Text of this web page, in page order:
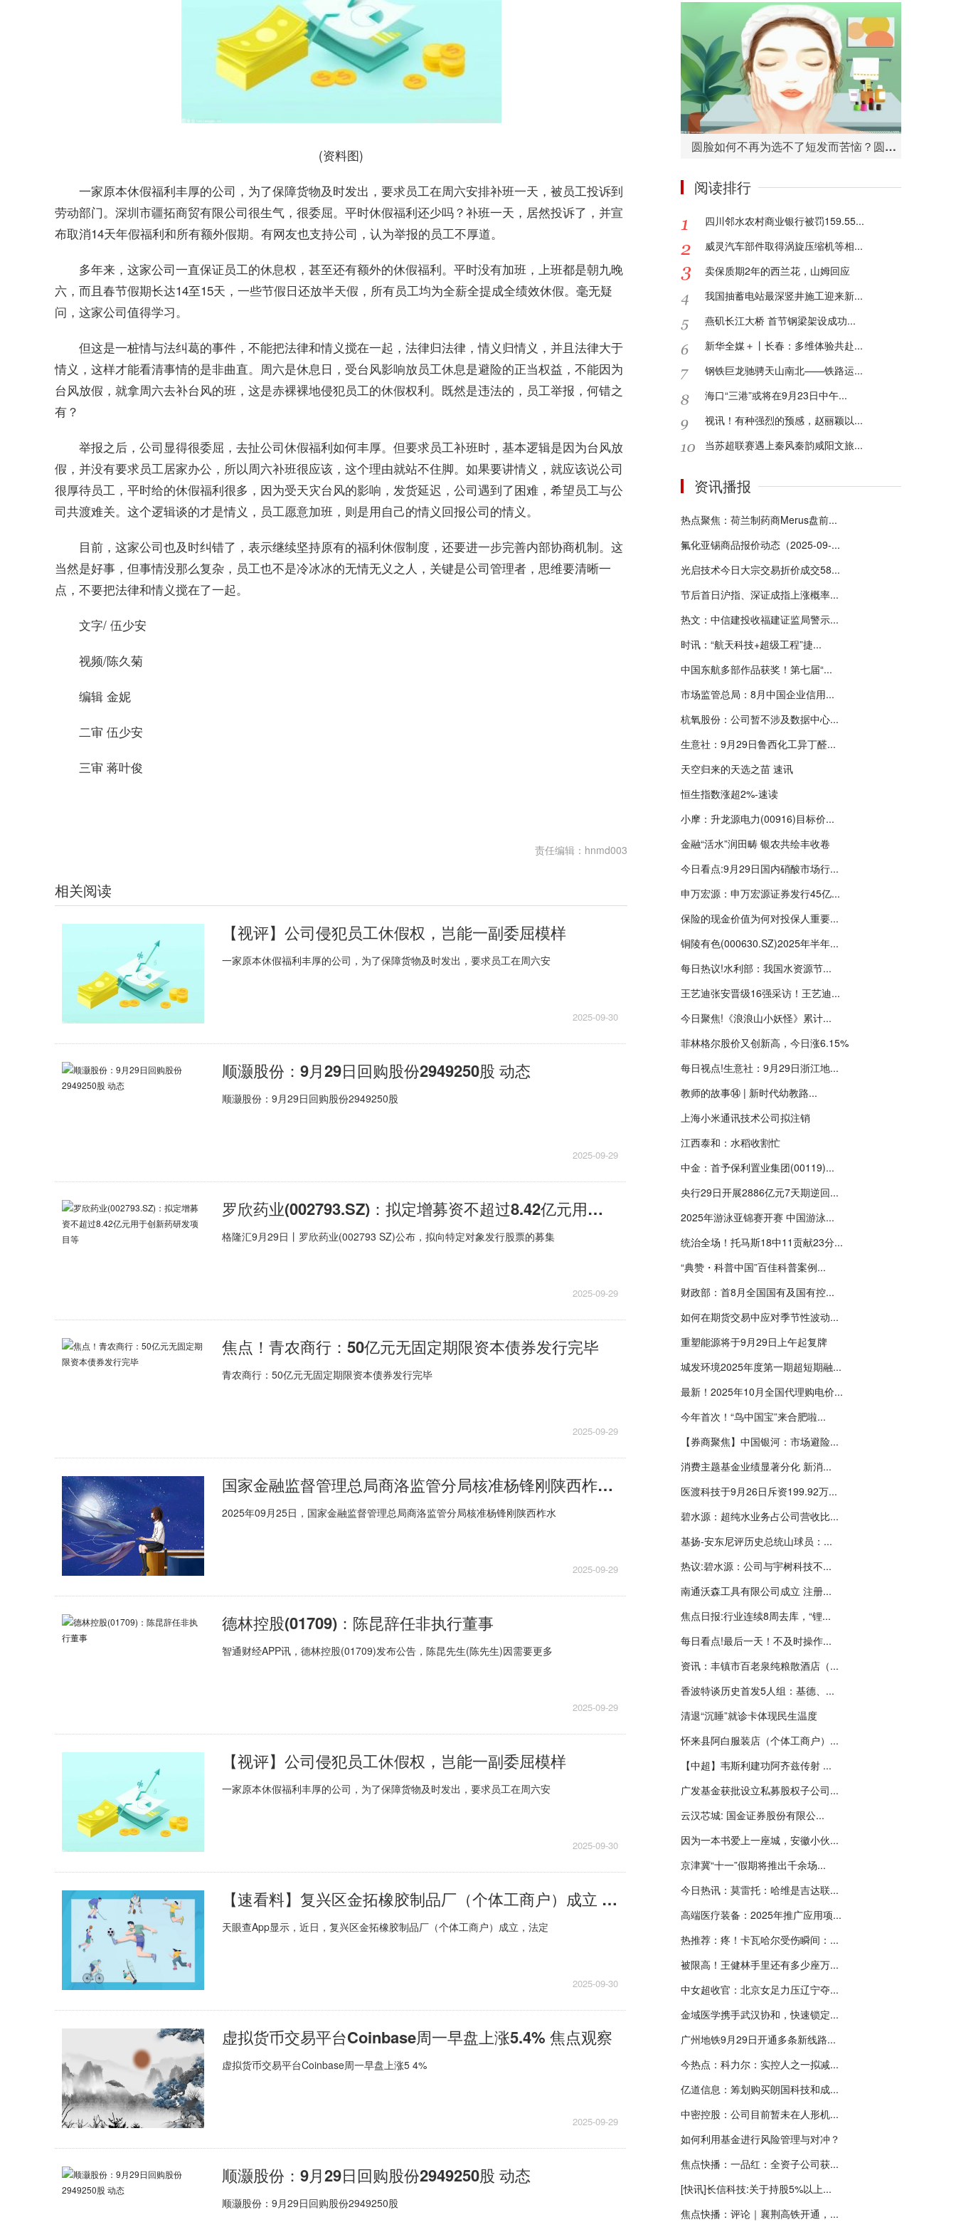
(资料图)
一家原本休假福利丰厚的公司，为了保障货物及时发出，要求员工在周六安排补班一天，被员工投诉到
劳动部门。深圳市疆拓商贸有限公司很生气，很委屈。平时休假福利还少吗？补班一天，居然投诉了，并宣
布取消14天年假福利和所有额外假期。有网友也支持公司，认为举报的员工不厚道。
多年来，这家公司一直保证员工的休息权，甚至还有额外的休假福利。平时没有加班，上班都是朝九晚
六，而且春节假期长达14至15天，一些节假日还放半天假，所有员工均为全薪全提成全绩效休假。毫无疑
问，这家公司值得学习。
但这是一桩情与法纠葛的事件，不能把法律和情义搅在一起，法律归法律，情义归情义，并且法律大于
情义，这样才能看清事情的是非曲直。周六是休息日，受台风影响放员工休息是避险的正当权益，不能因为
台风放假，就拿周六去补台风的班，这是赤裸裸地侵犯员工的休假权利。既然是违法的，员工举报，何错之
有？
举报之后，公司显得很委屈，去扯公司休假福利如何丰厚。但要求员工补班时，基本逻辑是因为台风放
假，并没有要求员工居家办公，所以周六补班很应该，这个理由就站不住脚。如果要讲情义，就应该说公司
很厚待员工，平时给的休假福利很多，因为受天灾台风的影响，发货延迟，公司遇到了困难，希望员工与公
司共渡难关。这个逻辑谈的才是情义，员工愿意加班，则是用自己的情义回报公司的情义。
目前，这家公司也及时纠错了，表示继续坚持原有的福利休假制度，还要进一步完善内部协商机制。这
当然是好事，但事情没那么复杂，员工也不是冷冰冰的无情无义之人，关键是公司管理者，思维要清晰一
点，不要把法律和情义搅在了一起。
文字/ 伍少安
视频/陈久菊
编辑 金妮
二审 伍少安
三审 蒋叶俊
责任编辑：hnmd003
相关阅读
【视评】公司侵犯员工休假权，岂能一副委屈模样
一家原本休假福利丰厚的公司，为了保障货物及时发出，要求员工在周六安
2025-09-30
顺灏股份：9月29日回购股份2949250股 动态
顺灏股份：9月29日回购股份2949250股
2025-09-29
罗欣药业(002793.SZ)：拟定增募资不超过8.42亿元用于创新药研发项目等
格隆汇9月29日丨罗欣药业(002793 SZ)公布，拟向特定对象发行股票的募集
2025-09-29
焦点！青农商行：50亿元无固定期限资本债券发行完毕
青农商行：50亿元无固定期限资本债券发行完毕
2025-09-29
国家金融监督管理总局商洛监管分局核准杨锋刚陕西柞水农村商业银行股份有限公司董事、董事长
2025年09月25日，国家金融监督管理总局商洛监管分局核准杨锋刚陕西柞水
2025-09-29
德林控股(01709)：陈昆辞任非执行董事
智通财经APP讯，德林控股(01709)发布公告，陈昆先生(陈先生)因需要更多
2025-09-29
【视评】公司侵犯员工休假权，岂能一副委屈模样
一家原本休假福利丰厚的公司，为了保障货物及时发出，要求员工在周六安
2025-09-30
【速看料】复兴区金拓橡胶制品厂（个体工商户）成立 注册资本1万人民币
天眼查App显示，近日，复兴区金拓橡胶制品厂（个体工商户）成立，法定
2025-09-30
虚拟货币交易平台Coinbase周一早盘上涨5.4% 焦点观察
虚拟货币交易平台Coinbase周一早盘上涨5 4%
2025-09-29
顺灏股份：9月29日回购股份2949250股 动态
顺灏股份：9月29日回购股份2949250股
圆脸如何不再为选不了短发而苦恼？圆脸适合的短发造型有哪些？
阅读排行
四川邻水农村商业银行被罚159.55...
威灵汽车部件取得涡旋压缩机等相...
卖保质期2年的西兰花，山姆回应
我国抽蓄电站最深竖井施工迎来新...
燕矶长江大桥 首节钢梁架设成功...
新华全媒＋丨长春：多维体验共赴...
钢铁巨龙驰骋天山南北——铁路运...
海口“三港”或将在9月23日中午...
视讯！有种强烈的预感，赵丽颖以...
当苏超联赛遇上秦风秦韵咸阳文旅...
资讯播报
热点聚焦：荷兰制药商Merus盘前...
氟化亚锡商品报价动态（2025-09-...
光启技术今日大宗交易折价成交58...
节后首日沪指、深证成指上涨概率...
热文：中信建投收福建证监局警示...
时讯：“航天科技+超级工程”捷...
中国东航多部作品获奖！第七届“...
市场监管总局：8月中国企业信用...
杭氧股份：公司暂不涉及数据中心...
生意社：9月29日鲁西化工异丁醛...
天空归来的天选之苗 速讯
恒生指数涨超2%-速读
小摩：升龙源电力(00916)目标价...
金融“活水”润田畴 银农共绘丰收卷
今日看点:9月29日国内硝酸市场行...
申万宏源：申万宏源证券发行45亿...
保险的现金价值为何对投保人重要...
铜陵有色(000630.SZ)2025年半年...
每日热议!水利部：我国水资源节...
王艺迪张安晋级16强采访！王艺迪...
今日聚焦!《浪浪山小妖怪》累计...
菲林格尔股价又创新高，今日涨6.15%
每日视点!生意社：9月29日浙江地...
教师的故事⑭ | 新时代幼教路...
上海小米通讯技术公司拟注销
江西泰和：水稻收割忙
中金：首予保利置业集团(00119)...
央行29日开展2886亿元7天期逆回...
2025年游泳亚锦赛开赛 中国游泳...
统治全场！托马斯18中11贡献23分...
“典赞・科普中国”百佳科普案例...
财政部：首8月全国国有及国有控...
如何在期货交易中应对季节性波动...
重塑能源将于9月29日上午起复牌
城发环境2025年度第一期超短期融...
最新！2025年10月全国代理购电价...
今年首次！“鸟中国宝”来合肥啦...
【券商聚焦】中国银河：市场避险...
消费主题基金业绩显著分化 新消...
医渡科技于9月26日斥资199.92万...
碧水源：超纯水业务占公司营收比...
基扬-安东尼评历史总统山球员：...
热议:碧水源：公司与宇树科技不...
南通沃森工具有限公司成立 注册...
焦点日报:行业连续8周去库，“锂...
每日看点!最后一天！不及时操作...
资讯：丰镇市百老泉纯粮散酒店（...
香波特谈历史首发5人组：基德、...
清退“沉睡”就诊卡体现民生温度
怀来县阿白服装店（个体工商户）...
【中超】韦斯利建功阿齐兹传射 ...
广发基金获批设立私募股权子公司...
云汉芯城: 国金证券股份有限公...
因为一本书爱上一座城，安徽小伙...
京津冀“十一”假期将推出千余场...
今日热讯：莫雷托：哈维是吉达联...
高端医疗装备：2025年推广应用项...
热推荐：疼！卡瓦哈尔受伤瞬间：...
被限高！王健林手里还有多少座万...
中女超收官：北京女足力压辽宁夺...
金域医学携手武汉协和，快速锁定...
广州地铁9月29日开通多条新线路...
今热点：科力尔：实控人之一拟减...
亿道信息：筹划购买朗国科技和成...
中密控股：公司目前暂未在人形机...
如何利用基金进行风险管理与对冲？
焦点快播：一品红：全资子公司获...
[快讯]长信科技:关于持股5%以上...
焦点快播：评论｜襄荆高铁开通，...